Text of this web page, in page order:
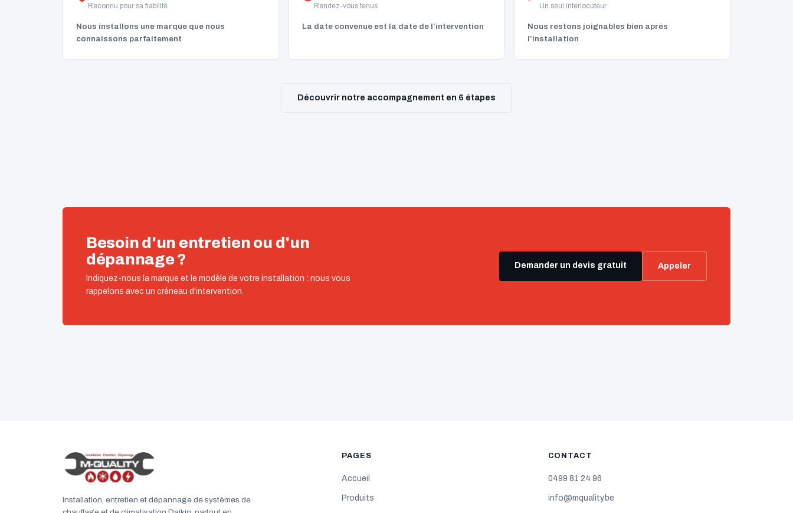
Reconnu pour sa fiabilité
Nous installons une marque que nous
connaissons parfaitement
Rendez-vous tenus
La date convenue est la date de l’intervention
Un seul interlocuteur
Nous restons joignables bien après
l’installation
Découvrir notre accompagnement en 6 étapes
Besoin d'un entretien ou d'un
dépannage ?
Indiquez-nous la marque et le modèle de votre installation : nous vous
rappelons avec un créneau d'intervention.
Demander un devis gratuit Appeler
Installation, entretien et dépannage de systèmes de
PAGES
Accueil
Produits
CONTACT
0499 81 24 96
info@mquality.be